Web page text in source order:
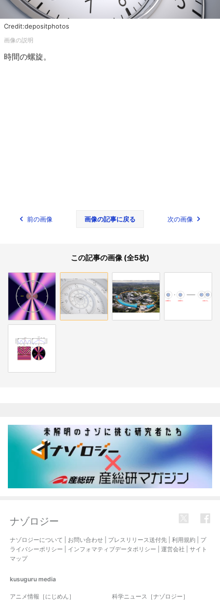
Credit:depositphotos
時間の螺旋。
前の画像 画像の記事に戻る 次の画像
この記事の画像 (全5枚)
ナゾロジー
ナゾロジーについて お問い合わせ プレスリリース送付先 利用規約
プ
ライバシーポリシー
インフォマティブデータポリシー 運営会社
サイト
マップ
kusuguru media
アニメ情報［にじめん］ 科学ニュース［ナゾロジー］